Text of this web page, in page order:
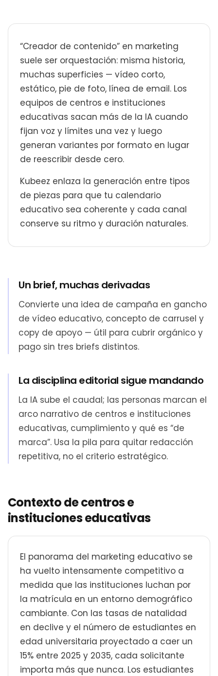
“Creador de contenido” en marketing
suele ser orquestación: misma historia,
muchas superficies — vídeo corto,
estático, pie de foto, línea de email. Los
equipos de centros e instituciones
educativas sacan más de la IA cuando
fijan voz y límites una vez y luego
generan variantes por formato en lugar
de reescribir desde cero.
Kubeez enlaza la generación entre tipos
de piezas para que tu calendario
educativo sea coherente y cada canal
conserve su ritmo y duración naturales.
Un brief, muchas derivadas
Convierte una idea de campaña en gancho
de vídeo educativo, concepto de carrusel y
copy de apoyo — útil para cubrir orgánico y
pago sin tres briefs distintos.
La disciplina editorial sigue mandando
La IA sube el caudal; las personas marcan el
arco narrativo de centros e instituciones
educativas, cumplimiento y qué es “de
marca”. Usa la pila para quitar redacción
repetitiva, no el criterio estratégico.
Contexto de centros e
instituciones educativas
El panorama del marketing educativo se
ha vuelto intensamente competitivo a
medida que las instituciones luchan por
la matrícula en un entorno demográfico
cambiante. Con las tasas de natalidad
en declive y el número de estudiantes en
edad universitaria proyectado a caer un
15% entre 2025 y 2035, cada solicitante
importa más que nunca. Los estudiantes